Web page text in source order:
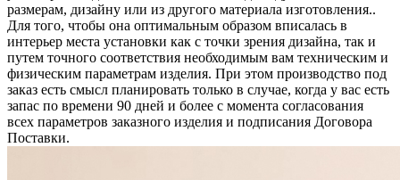
размерам, дизайну или из другого материала изготовления..
Для того, чтобы она оптимальным образом вписалась в
интерьер места установки как с точки зрения дизайна, так и
путем точного соответствия необходимым вам техническим и
физическим параметрам изделия. При этом производство под
заказ есть смысл планировать только в случае, когда у вас есть
запас по времени 90 дней и более с момента согласования
всех параметров заказного изделия и подписания Договора
Поставки.